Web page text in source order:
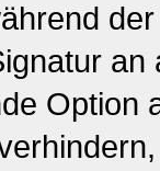
Option